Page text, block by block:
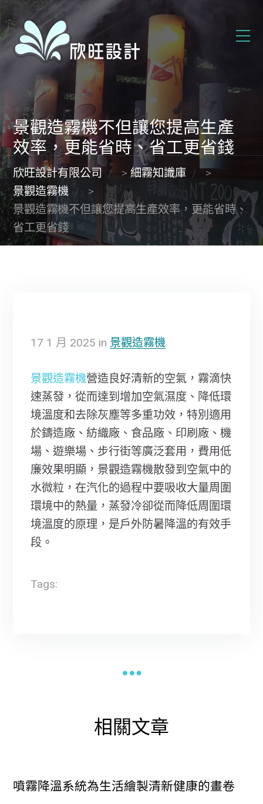
景觀造霧機不但讓您提高生產
效率，更能省時、省工更省錢
欣旺設計有限公司 >細霧知識庫
>
景觀造霧機
>
景觀造霧機不但讓您提高生產效率，更能省時、
省工更省錢
17 1 月 2025 in 景觀造霧機
景觀造霧機營造良好清新的空氣，霧滴快
速蒸發，從而達到增加空氣濕度、降低環
境溫度和去除灰塵等多重功效，特別適用
於鑄造廠、紡織廠、食品廠、印刷廠、機
場、遊樂場、步行街等廣泛套用，費用低
廉效果明顯，景觀造霧機散發到空氣中的
水微粒，在汽化的過程中要吸收大量周圍
環境中的熱量，蒸發冷卻從而降低周圍環
境溫度的原理，是戶外防暑降溫的有效手
段。
Tags:
相關文章
噴霧降溫系統為生活繪製清新健康的畫卷